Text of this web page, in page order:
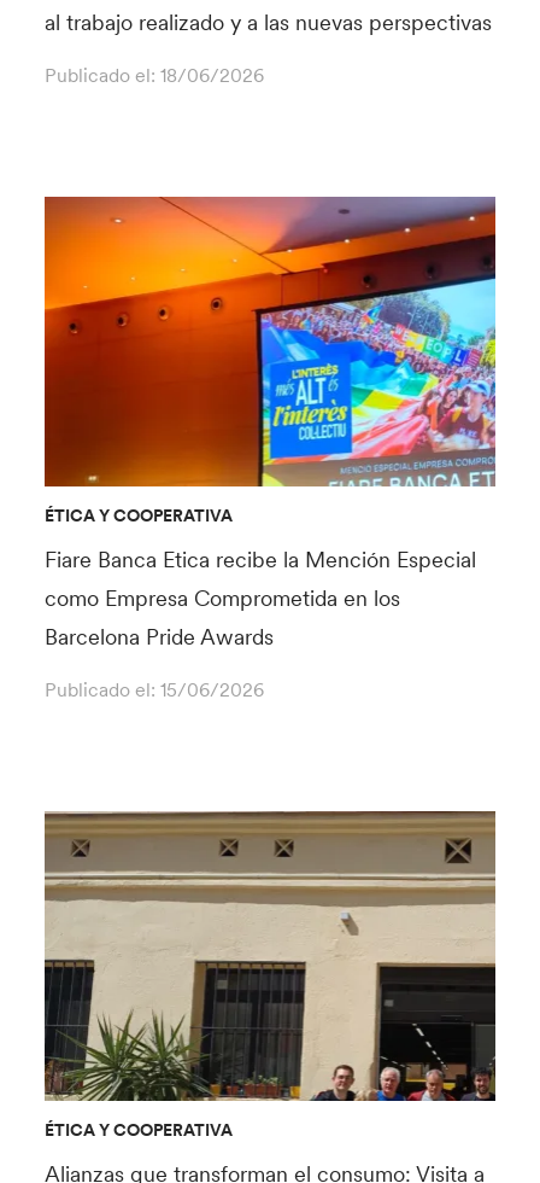
al trabajo realizado y a las nuevas perspectivas
Publicado el:18/06/2026
ÉTICA Y COOPERATIVA
Fiare Banca Etica recibe la Mención Especial
como Empresa Comprometida en los
Barcelona Pride Awards
Publicado el:15/06/2026
ÉTICA Y COOPERATIVA
Alianzas que transforman el consumo: Visita a